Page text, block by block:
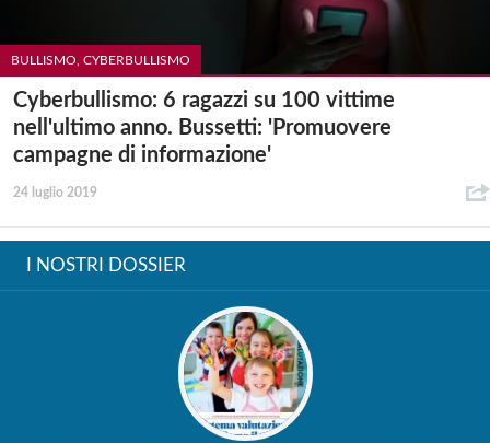
BULLISMO, CYBERBULLISMO
Cyberbullismo: 6 ragazzi su 100 vittime
nell'ultimo anno. Bussetti: 'Promuovere
campagne di informazione'
24 luglio 2019
I NOSTRI DOSSIER